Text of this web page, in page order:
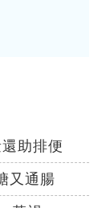
助排便
又通腸